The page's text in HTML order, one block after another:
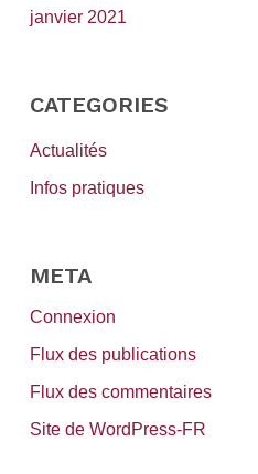
janvier 2021
CATEGORIES
Actualités
Infos pratiques
META
Connexion
Flux des publications
Flux des commentaires
Site de WordPress-FR